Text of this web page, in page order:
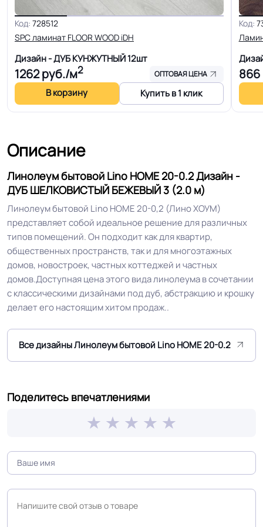
Основа Дублированная основа
Ширина 1.5-2.0-2.5-3.0-3.5-4.0 м
Толщина 2.0 мм
Область применения
Для пола, Для дома, Для спальни,
оптовых продаж на объекты
Допуск изменения
толщин
+-10% мм
Класс горючести
КМ 5 по ФЗ 123 от 22.07.2008г, где
В3, Д3, Т3, РП2
Класс 21/22 кл.
Группа истираемости
Приятная цена, дублированная
основа, подходит для теплых
Защитный слой
рабочего слоя
+-10% мкм
Код: 728512
SPC ламинат FLOOR WOOD iDH
Дизайн - ДУБ КУНЖУТНЫЙ12шт
1262руб./м2 ОПТОВАЯ ЦЕНА
В корзину Купить в 1 клик
Код:
866
Описание
Линолеум бытовой Lino HOME 20-0.2 Дизайн -
ДУБ ШЕЛКОВИСТЫЙ БЕЖЕВЫЙ 3 (2.0 м)
Линолеум бытовой Lino HOME 20-0,2 (Лино ХОУМ)
представляет собой идеальное решение для различных
типов помещений. Он подходит как для квартир,
общественных пространств, так и для многоэтажных
домов, новостроек, частных коттеджей и частных
домов.Доступная цена этого вида линолеума в сочетании
с классическими дизайнами под дуб, абстракцию и крошку
делает его настоящим хитом продаж..
Все дизайны Линолеум бытовой Lino HOME 20-0.2
Поделитесь впечатлениями